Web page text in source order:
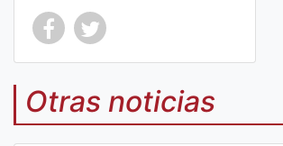
Co
mp
art
Co
mp
art
Otras noticias